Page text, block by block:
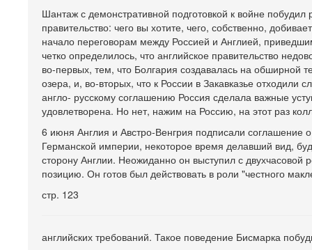
Шантаж с демонстративной подготовкой к войне
правительство: чего вы хотите, чего, собственно,
начало переговорам между Россией и Англией,
четко определилось, что английское правительство
во-первых, тем, что Болгария создавалась на обширной
озера, и, во-вторых, что к России в Закавказье
англо- русскому соглашению Россия сделала важные
удовлетворена. Но нет, нажим на Россию, на этот раз
6 июня Англия и Австро-Венгрия подписали соглашение
Германской империи, некоторое время делавший вид,
сторону Англии. Неожиданно он выступил с двухчасовой
позицию. Он готов был действовать в роли "честного
стр. 123
английских требований. Такое поведение Бисмарка